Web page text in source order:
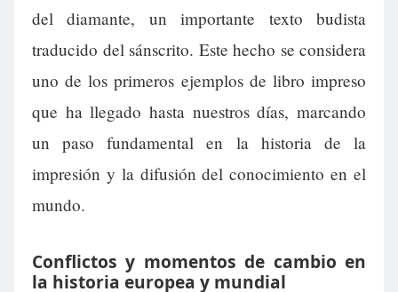
del diamante, un importante texto budista
traducido del sánscrito. Este hecho se considera
uno de los primeros ejemplos de libro impreso
que ha llegado hasta nuestros días, marcando
un paso fundamental en la historia de la
impresión y la difusión del conocimiento en el
mundo.
Conflictos y momentos de cambio en
la historia europea y mundial